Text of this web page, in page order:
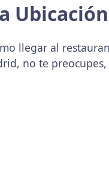
Ubicación
llegar al
no te